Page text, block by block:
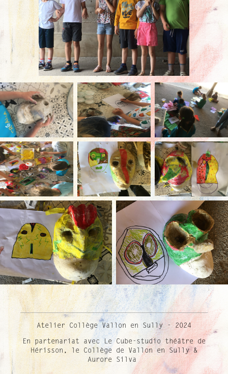
______________________________________________
Atelier Collège Vallon en Sully - 2024
En partenariat avec Le Cube-studio théâtre de
Hérisson, le Collège de Vallon en Sully &
Aurore Silva